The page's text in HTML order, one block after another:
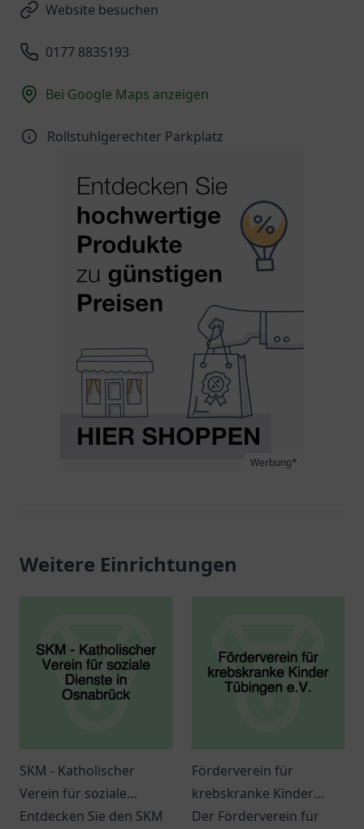
Website besuchen
0177 8835193
Bei Google Maps anzeigen
Rollstuhlgerechter Parkplatz
Werbung*
Weitere Einrichtungen
SKM - Katholischer
Verein für soziale
Dienste in Osnabrück
Entdecken Sie den SKM
Förderverein für
krebskranke Kinder
Tübingen e.V.
Der Förderverein für